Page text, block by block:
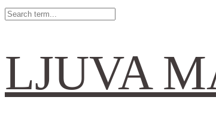
LJUVA